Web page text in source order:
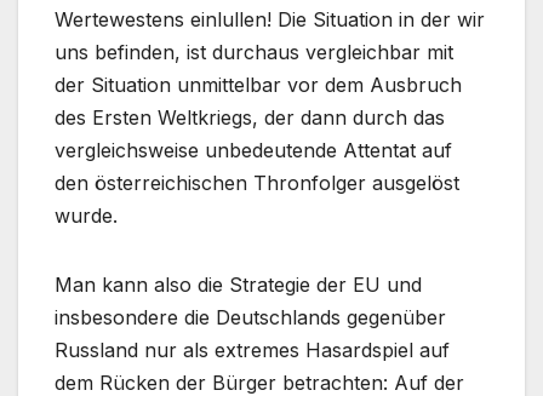
Wertewestens einlullen! Die Situation in der wir
uns befinden, ist durchaus vergleichbar mit
der Situation unmittelbar vor dem Ausbruch
des Ersten Weltkriegs, der dann durch das
vergleichsweise unbedeutende Attentat auf
den österreichischen Thronfolger ausgelöst
wurde.
Man kann also die Strategie der EU und
insbesondere die Deutschlands gegenüber
Russland nur als extremes Hasardspiel auf
dem Rücken der Bürger betrachten: Auf der